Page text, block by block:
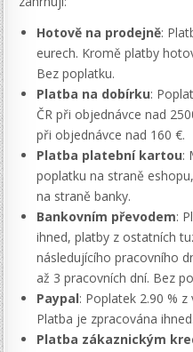
Hotově na prodejně:
eurech. Kromě platby
Bez poplatku.
Platba na dobírku:
ČR při objednávce nad
při objednávce nad 160 €.
Platba platební kartou:
poplatku na straně
na straně banky.
Bankovním převodem:
ihned, platby z ostatních
následujícího pracovního
až 3 pracovních dní. Bez
Paypal: Poplatek 2.90 %
Platba je zpracována ihned.
Platba zákaznickým